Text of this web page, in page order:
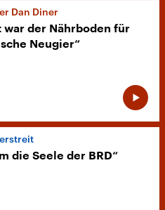
Dan Diner
war der Nährboden für
Neugier“
die Seele der BRD“